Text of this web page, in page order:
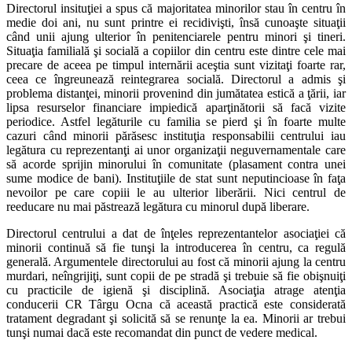
Directorul insituţiei a spus că majoritatea minorilor stau în centru în
medie doi ani, nu sunt printre ei recidivişti, însă cunoaşte situaţii
când unii ajung ulterior în penitenciarele pentru minori şi tineri.
Situaţia familială şi socială a copiilor din centru este dintre cele mai
precare de aceea pe timpul internării aceştia sunt vizitaţi foarte rar,
ceea ce îngreunează reintegrarea socială. Directorul a admis şi
problema distanţei, minorii provenind din jumătatea estică a ţării, iar
lipsa resurselor financiare impiedică aparţinătorii să facă vizite
periodice. Astfel legăturile cu familia se pierd şi în foarte multe
cazuri când minorii părăsesc instituţia responsabilii centrului iau
legătura cu reprezentanţi ai unor organizaţii neguvernamentale care
să acorde sprijin minorului în comunitate (plasament contra unei
sume modice de bani). Instituţiile de stat sunt neputincioase în faţa
nevoilor pe care copiii le au ulterior liberării. Nici centrul de
reeducare nu mai păstrează legătura cu minorul după liberare.
Directorul centrului a dat de înţeles reprezentantelor asociaţiei că
minorii continuă să fie tunşi la introducerea în centru, ca regulă
generală. Argumentele directorului au fost că minorii ajung la centru
murdari, neîngrijiţi, sunt copii de pe stradă şi trebuie să fie obişnuiţi
cu practicile de igienă şi disciplină. Asociaţia atrage atenţia
conducerii CR Târgu Ocna că această practică este considerată
tratament degradant şi solicită să se renunţe la ea. Minorii ar trebui
tunşi numai dacă este recomandat din punct de vedere medical.